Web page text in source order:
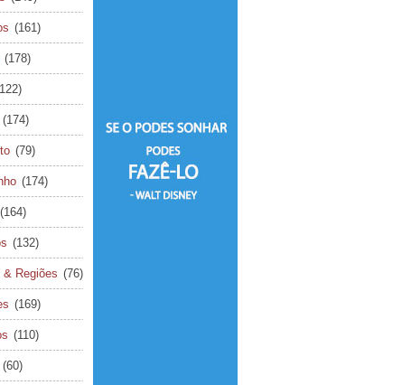
(161)
(178)
(174)
(79)
(174)
(164)
(132)
& Regiões (76)
(169)
(110)
(60)